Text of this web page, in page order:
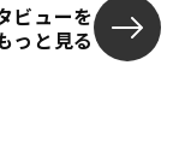
ビューを
っと見る